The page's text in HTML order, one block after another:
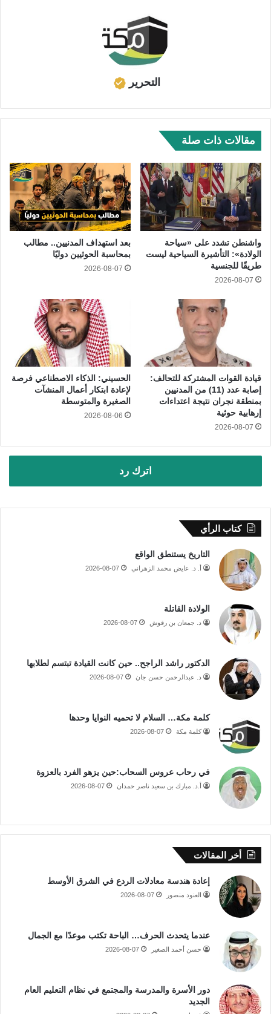
التحرير
مقالات ذات صلة
واشنطن تشدد على «سياحة
الولادة»: التأشيرة السياحية ليست
طريقًا للجنسية
2026-08-07
بعد استهداف المدنيين.. مطالب
بمحاسبة الحوثيين دوليًا
2026-08-07
قيادة القوات المشتركة للتحالف:
إصابة عدد (11) من المدنيين
بمنطقة نجران نتيجة اعتداءات
إرهابية حوثية
2026-08-07
الحسيني: الذكاء الاصطناعي فرصة
لإعادة ابتكار أعمال المنشآت
الصغيرة والمتوسطة
2026-08-06
اترك رد
كتاب الرأي
التاريخ يستنطق الواقع
أ. د. عايض محمد الزهراني 2026-08-07
الولادة القاتلة
د. جمعان بن رقوش 2026-08-07
الدكتور راشد الراجح.. حين كانت القيادة تبتسم لطلابها
د. عبدالرحمن حسن جان 2026-08-07
كلمة مكة… السلام لا تحميه النوايا وحدها
كلمة مكة 2026-08-07
في رحاب عروس السحاب:حين يزهو الفرد بالعزوة
أ.د. مبارك بن سعيد ناصر حمدان 2026-08-07
أخر المقالات
إعادة هندسة معادلات الردع في الشرق الأوسط
العنود منصور 2026-08-07
عندما يتحدث الحرف… الباحة تكتب موعدًا مع الجمال
حسن أحمد الصغير 2026-08-07
دور الأسرة والمدرسة والمجتمع في نظام التعليم العام
الجديد